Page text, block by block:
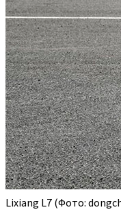
Lixiang L7 (Фото: